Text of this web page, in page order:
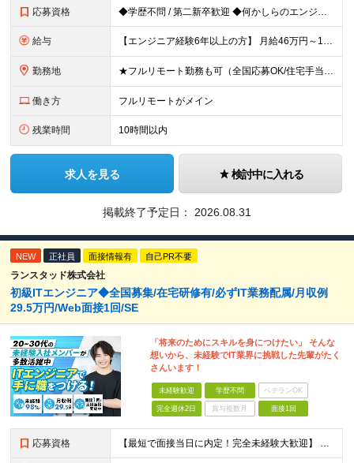
応募資格 ◆学歴不問 / 第二新卒歓迎 ◆何かしらのエンジニア経験をお持ちの方 （言語・期間・フェーズ不問） 経験浅めの方も遠慮なくご応募ください！ ■入社前Q＆A ────── ◎実力に見合った報酬が手に
給与 【エンジニア経験6年以上の方】 月給46万円～100万円（固定残業代含む） ※上記月給には月30時間分の固定残業代（月8万7,400円～月19万円）を含む。超過分は全額支給。 【エンジニア経験4年以
勤務地 ★フルリモート勤務も可（全国応募OK/住宅手当を支給します） ※案件によって常駐が必要になる場合があります。 ※希望がない限り、転勤はありません ※U・Iターン歓迎 ★ルトラの社員は全国各地で活躍中
働き方 フルリモートがメイン
残業時間 10時間以内
求人を見る 検討中に入れる
掲載終了予定日： 2026.08.31
NEW 正社員 面接情報有 自己PR不要
ランスタッド株式会社
初級ITエンジニア◆全国募集/在宅研修有/必ずIT業務配属/月収例
29.5万円/Web面接1回/SE
「将来のためにスキルを身につけたい」 そんな
想いから、未経験でIT業界に挑戦した先輩がたく
さんいます！
未経験歓迎 学歴不問 ベテランOK
完全週休2日 賞与複数月 面接1回
応募資格 【最短で面接当日に内定！完全未経験大歓迎】 ・業種／職種未経験歓迎 ・社会人デビュー、第二新卒、既卒者大歓迎 ・学歴不問（文系、理系不問） ・20代～30代、男女問わず活躍中 ・服装、髪色自由 ・明確